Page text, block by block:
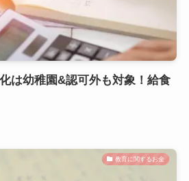
は幼稚園&認可外も対象！給食
教育に関するお金